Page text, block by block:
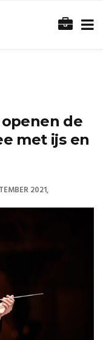
de
met ijs en
2021